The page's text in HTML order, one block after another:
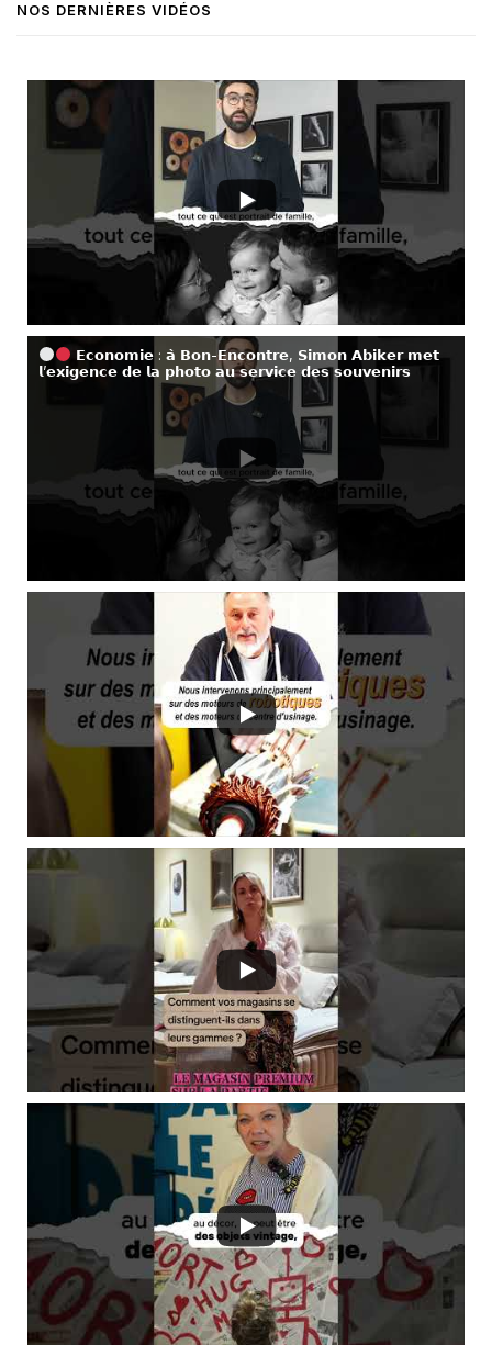
NOS DERNIÈRES VIDÉOS
𝗘𝗰𝗼𝗻𝗼𝗺𝗶𝗲 : 𝗮̀ 𝗕𝗼𝗻-𝗘𝗻𝗰𝗼𝗻𝘁𝗿𝗲, 𝗦𝗶𝗺𝗼𝗻 𝗔𝗯𝗶𝗸𝗲𝗿 𝗺𝗲𝘁
𝗹’𝗲𝘅𝗶𝗴𝗲𝗻𝗰𝗲 𝗱𝗲 𝗹𝗮 𝗽𝗵𝗼𝘁𝗼 𝗮𝘂 𝘀𝗲𝗿𝘃𝗶𝗰𝗲 𝗱𝗲𝘀 𝘀𝗼𝘂𝘃𝗲𝗻𝗶𝗿𝘀